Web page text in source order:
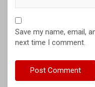
Save my name, email,
next time I comment.